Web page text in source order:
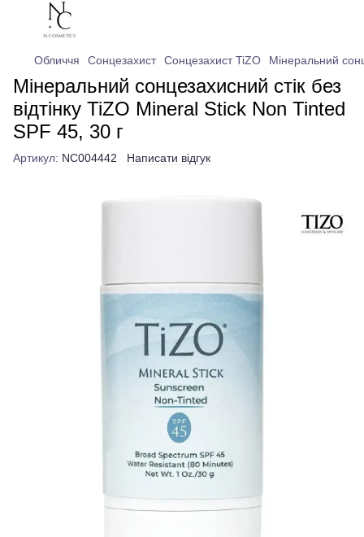
Обличчя Сонцезахист Сонцезахист TiZO Мінеральний
Мінеральний сонцезахисний стік без
відтінку TiZO Mineral Stick Non Tinted
SPF 45, 30 г
Артикул: NC004442 Написати відгук